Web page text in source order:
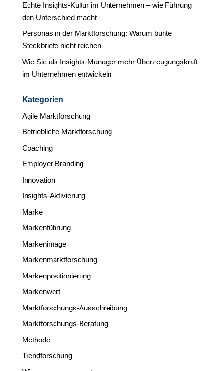
Echte Insights-Kultur im Unternehmen – wie Führung
den Unterschied macht
Personas in der Marktforschung: Warum bunte
Steckbriefe nicht reichen
Wie Sie als Insights-Manager mehr Überzeugungskraft
im Unternehmen entwickeln
Kategorien
Agile Marktforschung
Betriebliche Marktforschung
Coaching
Employer Branding
Innovation
Insights-Aktivierung
Marke
Markenführung
Markenimage
Markenmarktforschung
Markenpositionierung
Markenwert
Marktforschungs-Ausschreibung
Marktforschungs-Beratung
Methode
Trendforschung